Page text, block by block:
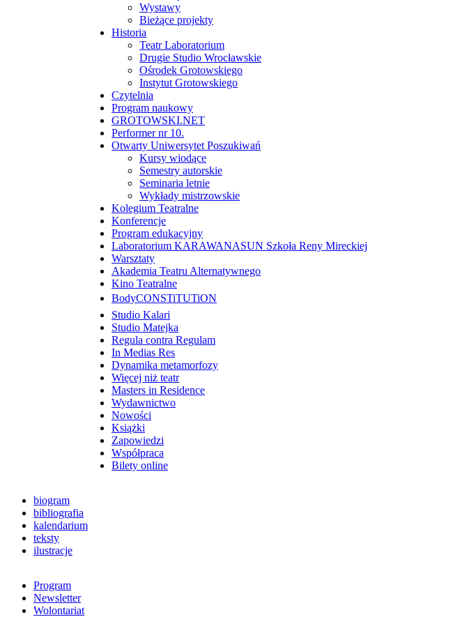
Wystawy
Bieżące projekty
Historia
Teatr Laboratorium
Drugie Studio Wrocławskie
Ośrodek Grotowskiego
Instytut Grotowskiego
Czytelnia
Program naukowy
GROTOWSKI.NET
Performer nr 10.
Otwarty Uniwersytet Poszukiwań
Kursy wiodące
Semestry autorskie
Seminaria letnie
Wykłady mistrzowskie
Kolegium Teatralne
Konferencje
Program edukacyjny
Laboratorium KARAWANASUN Szkoła Reny Mireckiej
Warsztaty
Akademia Teatru Alternatywnego
Kino Teatralne
BodyCONSTiTUTiON
Studio Kalari
Studio Matejka
Regula contra Regulam
In Medias Res
Dynamika metamorfozy
Więcej niż teatr
Masters in Residence
Wydawnictwo
Nowości
Książki
Zapowiedzi
Współpraca
Bilety online
biogram
bibliografia
kalendarium
teksty
ilustracje
Program
Newsletter
Wolontariat